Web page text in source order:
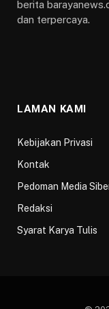
berita
dan terpercaya.
LAMAN KAMI
Kebijakan Privasi
Kontak
Pedoman Media
Redaksi
Syarat Karya Tulis